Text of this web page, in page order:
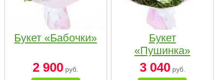
Букет «Бабочки»
2 900 руб.
Букет
«Пушинка»
3 040руб.